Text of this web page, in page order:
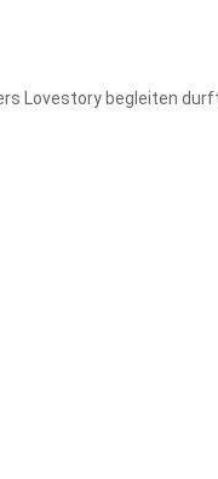
Lovestory begleiten